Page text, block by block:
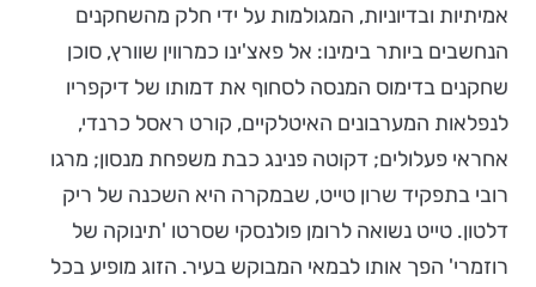
אמיתיות ובדיוניות, המגולמות על ידי חלק מהשחקנים
הנחשבים ביותר בימינו: אל פאצ'ינו כמרווין שוורץ, סוכן
שחקנים בדימוס המנסה לסחוף את דמותו של דיקפריו
לנפלאות המערבונים האיטלקיים, קורט ראסל כרנדי,
אחראי פעלולים; דקוטה פנינג כבת משפחת מנסון; מרגו
רובי בתפקיד שרון טייט, שבמקרה היא השכנה של ריק
דלטון. טייט נשואה לרומן פולנסקי שסרטו 'תינוקה של
רוזמרי' הפך אותו לבמאי המבוקש בעיר. הזוג מופיע בכל